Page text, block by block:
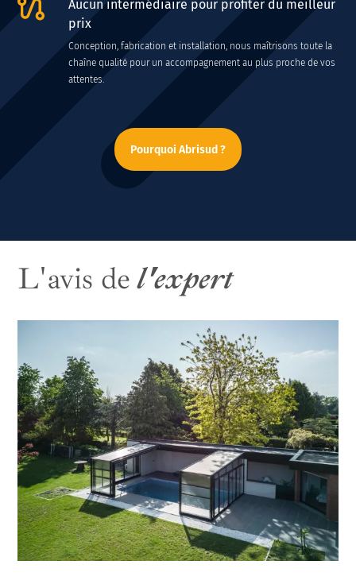
Aucun intermédiaire pour profiter du meilleur
prix
Conception, fabrication et installation, nous maîtrisons toute la
chaîne qualité pour un accompagnement au plus proche de vos
attentes.
Pourquoi Abrisud ?
L'avis del'expert